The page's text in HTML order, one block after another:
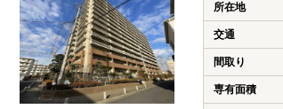
所在地
交通
間取り
専有面積